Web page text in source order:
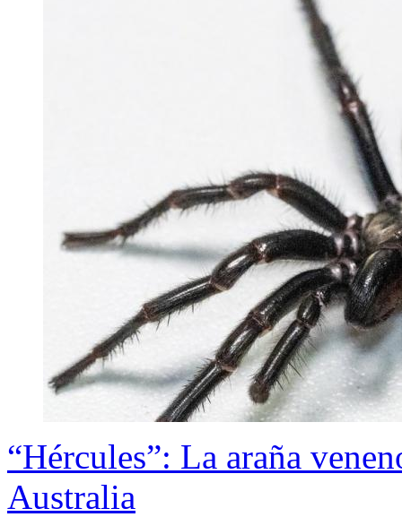
“Hércules”: La araña
Australia